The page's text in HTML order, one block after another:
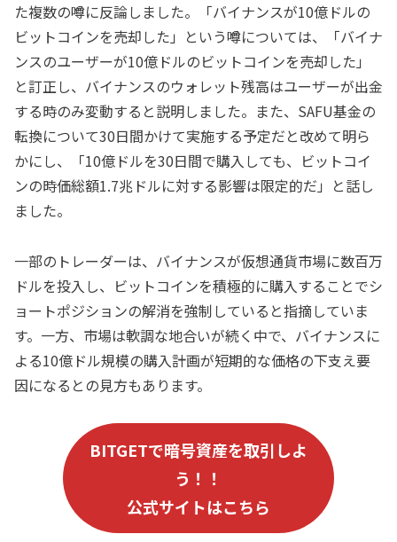
た複数の噂に反論しました。「バイナンスが10億ドルの
ビットコインを売却した」という噂については、「バイナ
ンスのユーザーが10億ドルのビットコインを売却した」
と訂正し、バイナンスのウォレット残高はユーザーが出金
する時のみ変動すると説明しました。また、SAFU基金の
転換について30日間かけて実施する予定だと改めて明ら
かにし、「10億ドルを30日間で購入しても、ビットコイ
ンの時価総額1.7兆ドルに対する影響は限定的だ」と話し
ました。
一部のトレーダーは、バイナンスが仮想通貨市場に数百万
ドルを投入し、ビットコインを積極的に購入することでシ
ョートポジションの解消を強制していると指摘していま
す。一方、市場は軟調な地合いが続く中で、バイナンスに
よる10億ドル規模の購入計画が短期的な価格の下支え要
因になるとの見方もあります。
BITGETで暗号資産を取引しよ
う！！
公式サイトはこちら